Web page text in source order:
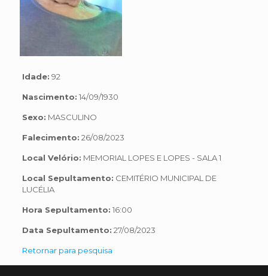
Idade: 92
Nascimento: 14/09/1930
Sexo: MASCULINO
Falecimento: 26/08/2023
Local Velório: MEMORIAL LOPES E LOPES - SALA 1
Local Sepultamento: CEMITÉRIO MUNICIPAL DE
LUCÉLIA
Hora Sepultamento: 16:00
Data Sepultamento: 27/08/2023
Retornar para pesquisa